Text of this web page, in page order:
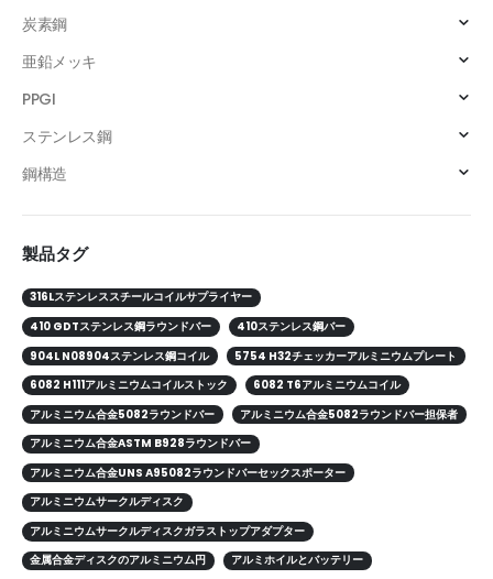
炭素鋼
亜鉛メッキ
PPGI
ステンレス鋼
鋼構造
製品タグ
316Lステンレススチールコイルサプライヤー
410 GDTステンレス鋼ラウンドバー
410ステンレス鋼バー
904L N08904ステンレス鋼コイル
5754 H32チェッカーアルミニウムプレート
6082 H111アルミニウムコイルストック
6082 T6アルミニウムコイル
アルミニウム合金5082ラウンドバー
アルミニウム合金5082ラウンドバー担保者
アルミニウム合金ASTM B928ラウンドバー
アルミニウム合金UNS A95082ラウンドバーセックスポーター
アルミニウムサークルディスク
アルミニウムサークルディスクガラストップアダプター
金属合金ディスクのアルミニウム円
アルミホイルとバッテリー